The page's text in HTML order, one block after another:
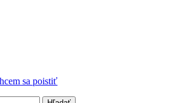
sa poistiť